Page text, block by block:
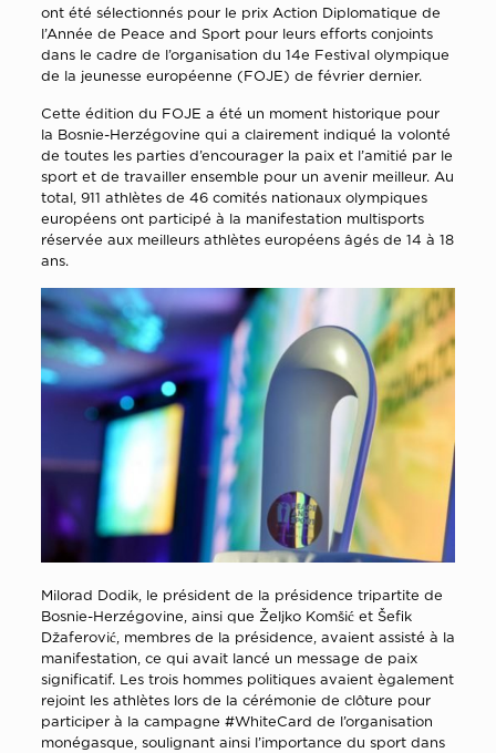
ont été sélectionnés pour le prix Action Diplomatique de
l’Année de Peace and Sport pour leurs efforts conjoints
dans le cadre de l’organisation du 14e Festival olympique
de la jeunesse européenne (FOJE) de février dernier.
Cette édition du FOJE a été un moment historique pour
la Bosnie-Herzégovine qui a clairement indiqué la volonté
de toutes les parties d’encourager la paix et l’amitié par le
sport et de travailler ensemble pour un avenir meilleur. Au
total, 911 athlètes de 46 comités nationaux olympiques
européens ont participé à la manifestation multisports
réservée aux meilleurs athlètes européens âgés de 14 à 18
ans.
Milorad Dodik, le président de la présidence tripartite de
Bosnie-Herzégovine, ainsi que Željko Komšić et Šefik
Džaferović, membres de la présidence, avaient assisté à la
manifestation, ce qui avait lancé un message de paix
significatif. Les trois hommes politiques avaient ègalement
rejoint les athlètes lors de la cérémonie de clôture pour
participer à la campagne #WhiteCard de l’organisation
monégasque, soulignant ainsi l’importance du sport dans